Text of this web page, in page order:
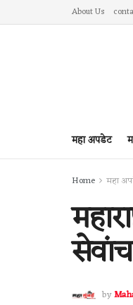
About Us
महा अपडेट
Home महा
by